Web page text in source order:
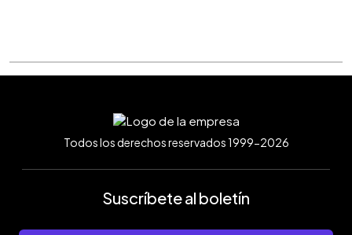
Todos los derechos reservados 1999-2026
Suscríbete al boletín